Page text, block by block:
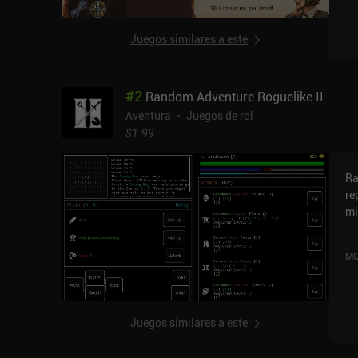
Juegos similares a este
#2 Random Adventure Roguelike II
Aventura
Juegos de rol
$1.99
Juegos similares a este